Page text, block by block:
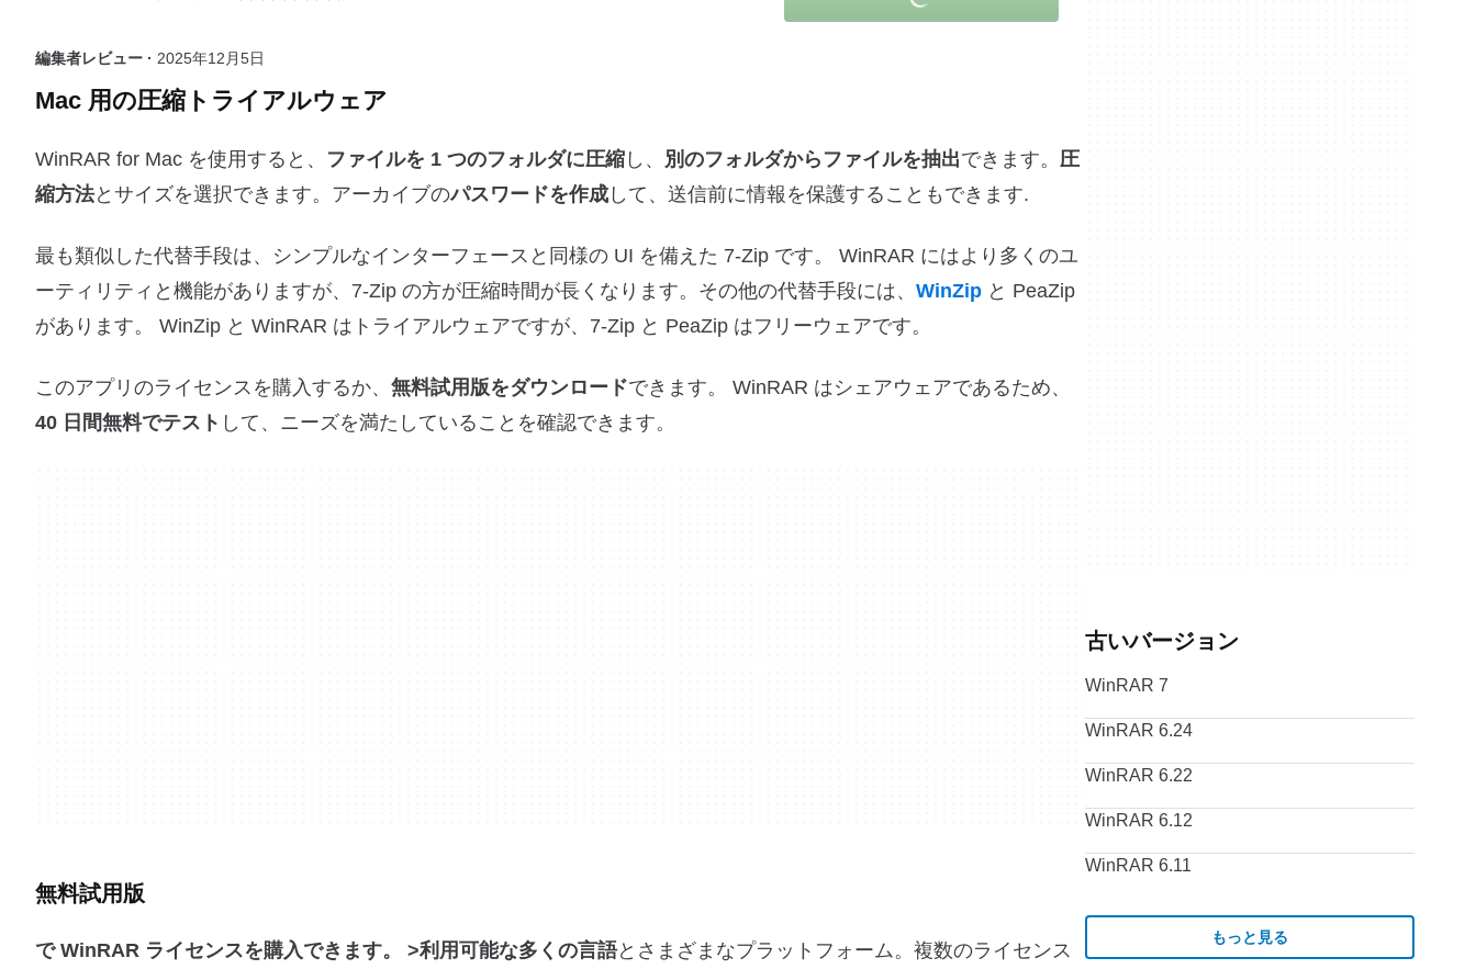
編集者レビュー · 2025年12月5日
Mac 用の圧縮トライアルウェア
WinRAR for Mac を使用すると、 ファイルを 1 つのフォルダに圧縮 し、 別のフォルダからファイルを抽出できます。 圧
縮方法とサイズを選択できます。アーカイブのパスワードを作成 して、送信前に情報を保護することもできます.
最も類似した代替手段は、シンプルなインターフェースと同様の UI を備えた 7-Zip です。 WinRAR にはより多くのユ
ーティリティと機能がありますが、7-Zip の方が圧縮時間が長くなります。その他の代替手段には、 WinZip と PeaZip
があります。 WinZip と WinRAR はトライアルウェアですが、7-Zip と PeaZip はフリーウェアです。
このアプリのライセンスを購入するか、 無料試用版をダウンロードできます。 WinRAR はシェアウェアであるため、
40 日間無料でテスト して、ニーズを満たしていることを確認できます。
無料試用版
で WinRAR ライセンスを購入できます。 >利用可能な多くの言語とさまざまなプラットフォーム。複数のライセンス
古いバージョン
WinRAR 7
WinRAR 6.24
WinRAR 6.22
WinRAR 6.12
WinRAR 6.11
もっと見る